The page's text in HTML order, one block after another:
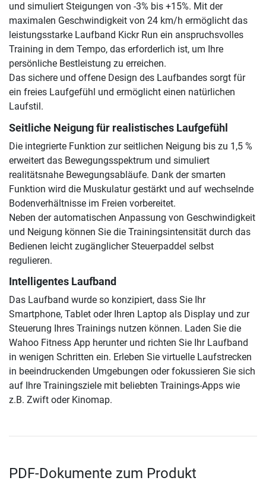
und simuliert Steigungen von -3% bis +15%. Mit der
maximalen Geschwindigkeit von 24 km/h ermöglicht das
leistungsstarke Laufband Kickr Run ein anspruchsvolles
Training in dem Tempo, das erforderlich ist, um Ihre
persönliche Bestleistung zu erreichen.
Das sichere und offene Design des Laufbandes sorgt für
ein freies Laufgefühl und ermöglicht einen natürlichen
Laufstil.
Seitliche Neigung für realistisches Laufgefühl
Die integrierte Funktion zur seitlichen Neigung bis zu 1,5 %
erweitert das Bewegungsspektrum und simuliert
realitätsnahe Bewegungsabläufe. Dank der smarten
Funktion wird die Muskulatur gestärkt und auf wechselnde
Bodenverhältnisse im Freien vorbereitet.
Neben der automatischen Anpassung von Geschwindigkeit
und Neigung können Sie die Trainingsintensität durch das
Bedienen leicht zugänglicher Steuerpaddel selbst
regulieren.
Intelligentes Laufband
Das Laufband wurde so konzipiert, dass Sie Ihr
Smartphone, Tablet oder Ihren Laptop als Display und zur
Steuerung Ihres Trainings nutzen können. Laden Sie die
Wahoo Fitness App herunter und richten Sie Ihr Laufband
in wenigen Schritten ein. Erleben Sie virtuelle Laufstrecken
in beeindruckenden Umgebungen oder fokussieren Sie sich
auf Ihre Trainingsziele mit beliebten Trainings-Apps wie
z.B. Zwift oder Kinomap.
PDF-Dokumente zum Produkt